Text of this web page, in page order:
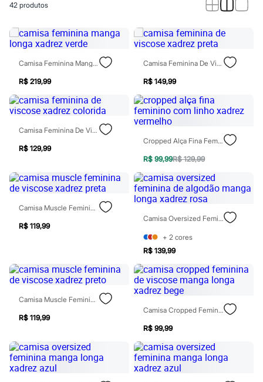
Casacos e Jaquetas
Macacões
Saias
Shorts e Bermudas
Vestidos
Bolsas
Bonés e Chapéus
Bijoux
Cintos
Óculos
Relógios
Calçados
Rasteirinhas
Sandálias
Tênis
Marcas
City
Sawary
Yessica
Moda esportiva
Acessórios
Blusas
Calçados
Tops
Moda íntima
Calcinhas
42 produtos
Camisa Feminina Manga Longa Xadrez Verde
R$ 219,99
Camisa Feminina De Viscose Xadrez Preta
R$ 149,99
Camisa Feminina De Viscose Xadrez Colorida
R$ 129,99
Cropped Alça Fina Feminino Com Linho Xadrez Vermelho
R$ 99,99R$ 129,99
Camisa Muscle Feminina De Viscose Xadrez Preta
R$ 119,99
Camisa Oversized Feminina De Algodão Manga Longa Xadrez Rosa
+ 2 cores
R$ 139,99
Camisa Muscle Feminina De Viscose Xadrez Preto
R$ 119,99
Camisa Cropped Feminina De Viscose Manga Longa Xadrez Bege
R$ 99,99